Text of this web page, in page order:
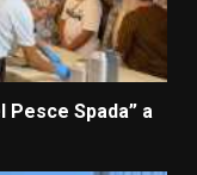
Pesce Spada” a